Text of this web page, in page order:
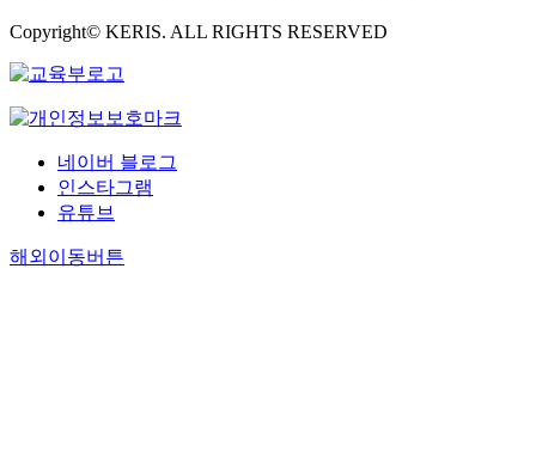
Copyright© KERIS. ALL RIGHTS RESERVED
네이버 블로그
인스타그램
유튜브
해외이동버튼